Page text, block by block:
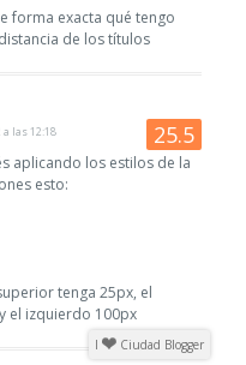
forma exacta qué tengo
de los títulos
a las 12:18
aplicando los estilos de la
esto:
tenga 25px, el
el izquierdo 100px
I Ciudad Blogger